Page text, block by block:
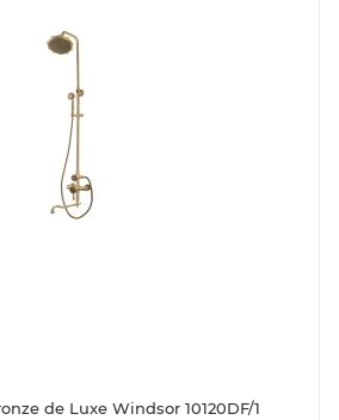
de Luxe Windsor 10120DF/1